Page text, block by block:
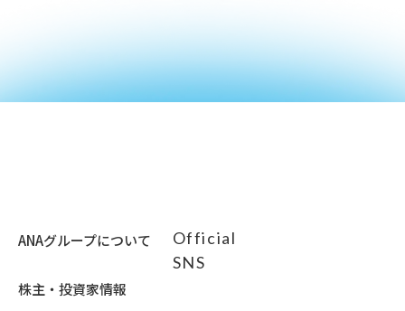
ANAグループについて
株主・投資家情報
Official
SNS